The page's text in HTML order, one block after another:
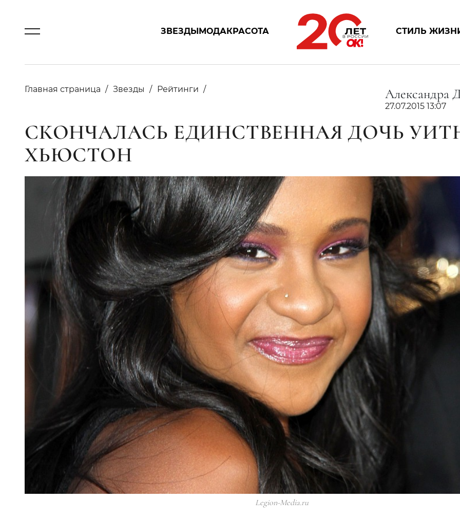
ЗВЕЗДЫМОДАКРАСОТА СТИЛЬ
Главная страница Звезды Рейтинги Александра
27.07.2015 13:07
СКОНЧАЛАСЬ ЕДИНСТВЕННАЯ ДОЧЬ
ХЬЮСТОН
Legion-Media.ru